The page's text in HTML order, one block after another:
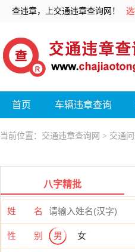
查违章，上交通违章查询网！
首页 车辆违章查询
当前位置： 交通违章查询网 > 交通
八字精批
姓 名
性 别 男 女